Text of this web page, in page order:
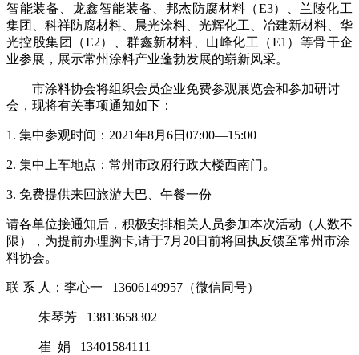
智能装备、龙鑫智能装备、邦杰防腐材料（E3）、兰陵化工
集团、科祥防腐材料、晨光涂料、光辉化工、冶建新材料、华
光控股集团（E2）、群鑫新材料、山峰化工（E1）等骨干企
业参展，展示常州涂料产业蓬勃发展的崭新风采。
市涂料协会将组织会员企业免费参观展览会和参加研讨
会，现将有关事项通知如下：
1. 集中参观时间：2021年8月6日07:00—15:00
2. 集中上车地点：常州市政府行政大楼西南门。
3. 免费提供来回旅游大巴、午餐一份
请各单位接通知后，积极安排相关人员参加本次活动（人数不
限），为提前办理胸卡,请于7月20日前将回执反馈至常州市涂
料协会。
联 系 人：李心一 13606149957（微信同号）
朱琴芳 13813658302
崔 娟 13401584111